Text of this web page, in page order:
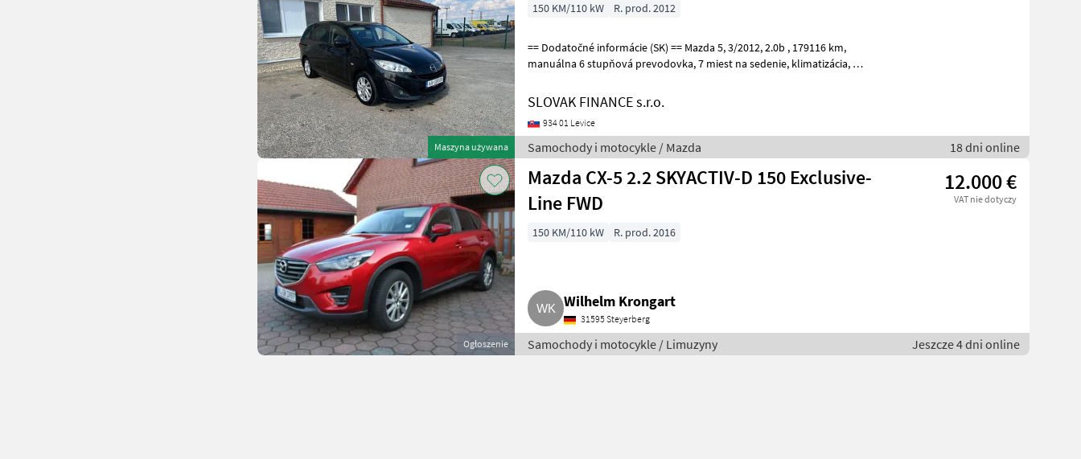
Maszyna używana
150 KM/110 kW R. prod. 2012
== Dodatočné informácie (SK) == Mazda 5, 3/2012, 2.0b , 179116 km,
manuálna 6 stupňová prevodovka, 7 miest na sedenie, klimatizácia, ,
SLOVAK FINANCE s.r.o.
934 01 Levice
Samochody i motocykle / Mazda 18 dni online
Ogłoszenie
Mazda CX-5 2.2 SKYACTIV-D 150 Exclusive-
Line FWD
12.000 €
VAT nie dotyczy
150 KM/110 kW R. prod. 2016
Wilhelm Krongart
31595 Steyerberg
Samochody i motocykle / Limuzyny Jeszcze 4 dni online